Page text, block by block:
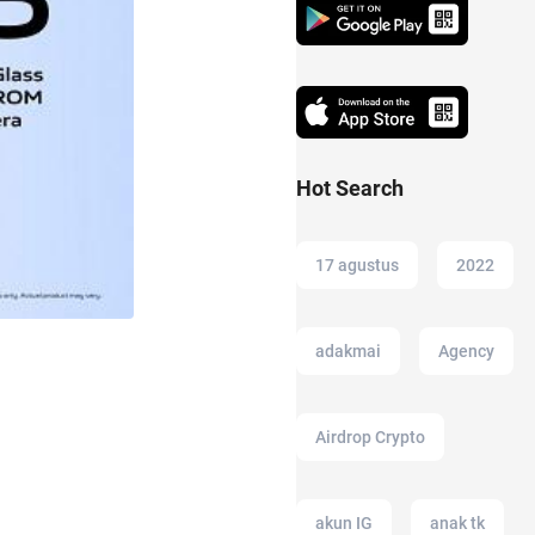
Hot Search
17 agustus 2022
adakmai Agency
Airdrop Crypto
akun IG anak tk